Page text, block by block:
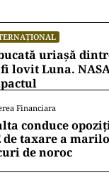
uriașă
lovit Luna.
Financiara
conduce
de taxare a
de noroc